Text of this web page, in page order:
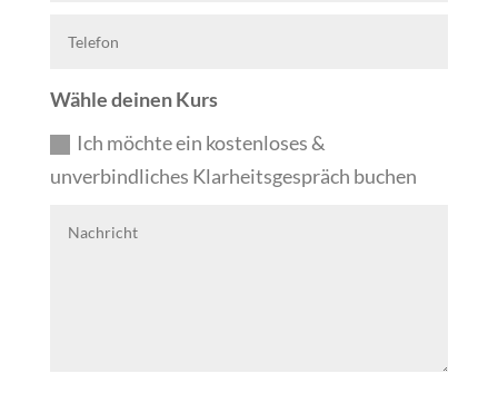
Wähle deinen Kurs
Ich möchte ein kostenloses &
unverbindliches Klarheitsgespräch buchen